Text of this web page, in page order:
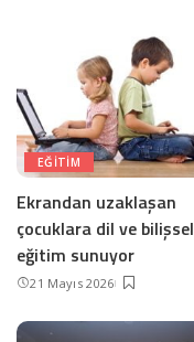
EĞITIM
Ekrandan uzaklaşan
çocuklara dil ve bilişsel
eğitim sunuyor
21 Mayıs 2026